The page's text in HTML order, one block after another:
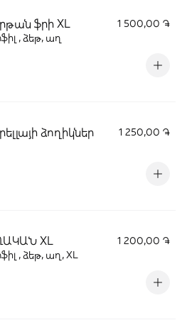
ֆրի XL
1 500,00 ֏
, ձեթ, աղ
ձողիկներ
1 250,00 ֏
XL
1 200,00 ֏
, ձեթ, աղ, XL